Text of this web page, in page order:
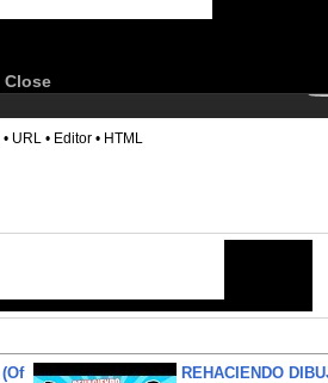
Close
• URL • Editor • HTML
REHACIENDO